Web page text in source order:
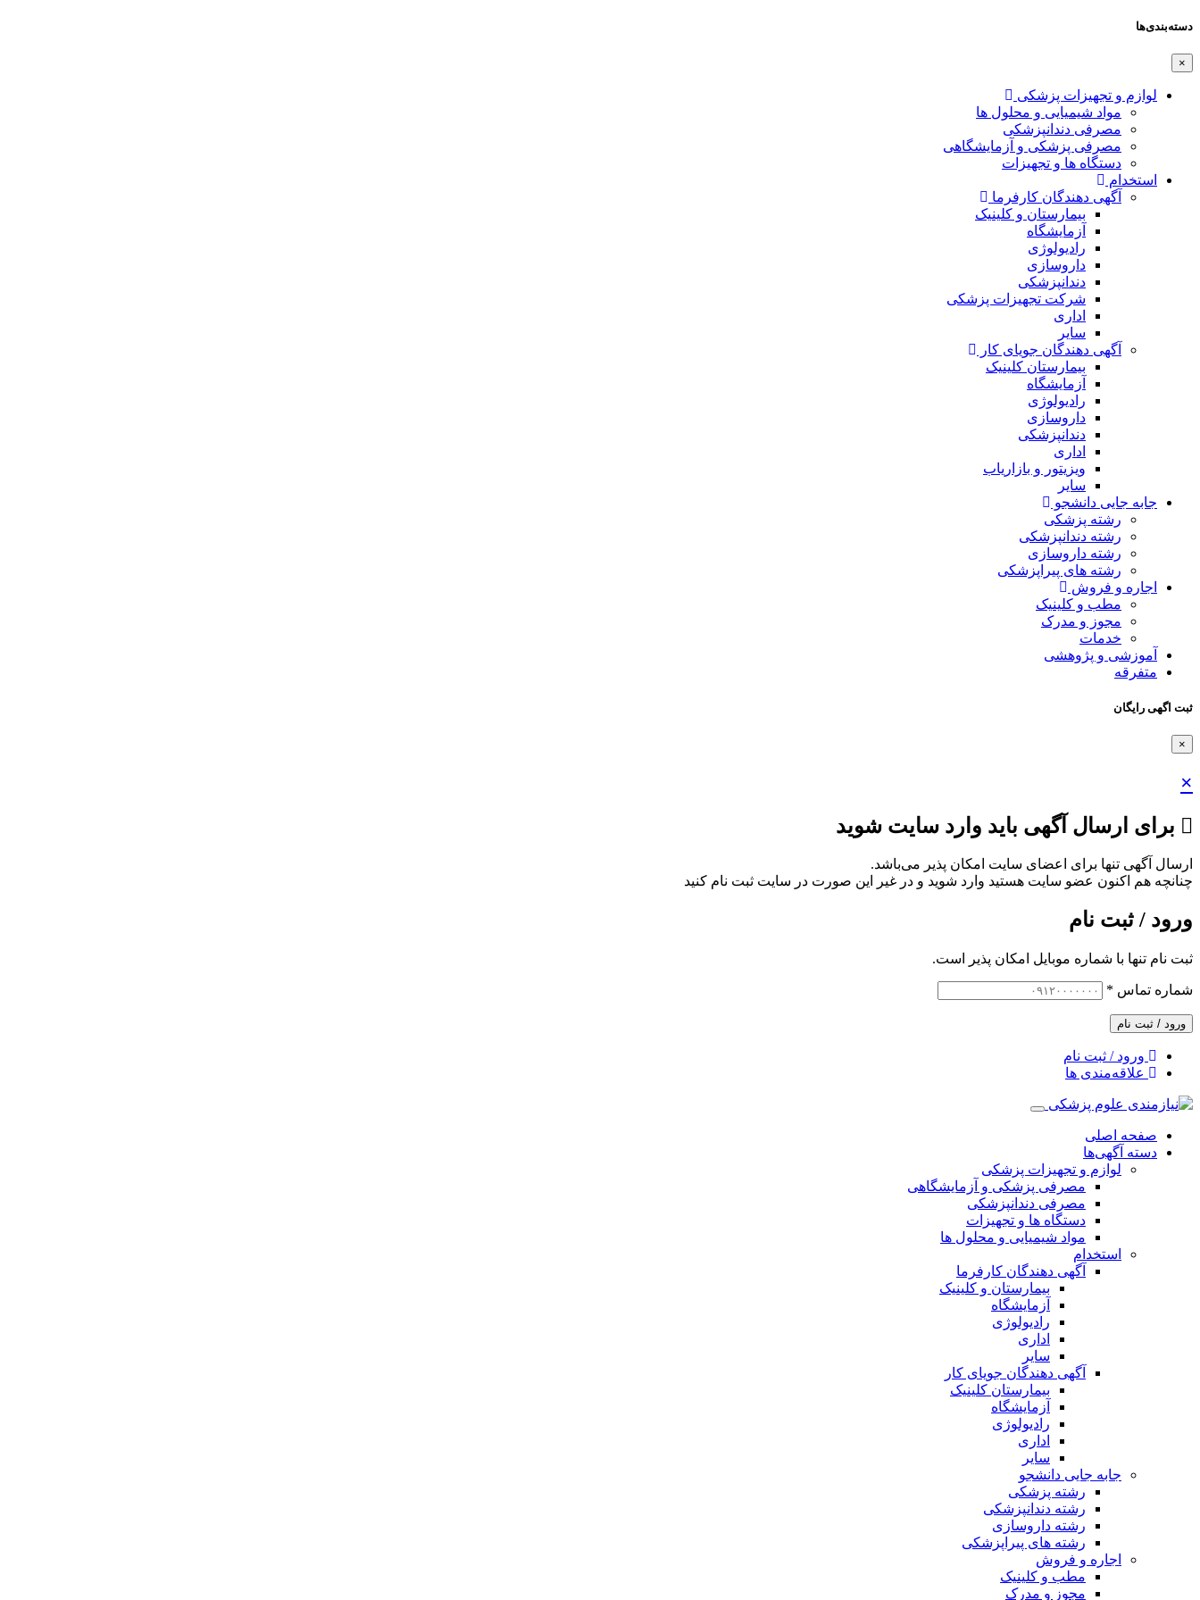
دسته‌بندی‌ها
×
لوازم و تجهیزات پزشکی
مواد شیمیایی و محلول ها
مصرفی دندانپزشکی
مصرفی پزشکی و آزمایشگاهی
دستگاه ها و تجهیزات
استخدام
آگهی دهندگان کارفرما
بیمارستان و کلینیک
آزمایشگاه
رادیولوژی
داروسازی
دندانپزشکی
شرکت تجهیزات پزشکی
اداری
سایر
آگهی دهندگان جویای کار
بیمارستان کلینیک
آزمایشگاه
رادیولوژی
داروسازی
دندانپزشکی
اداری
ویزیتور و بازاریاب
سایر
جابه جایی دانشجو
رشته پزشکی
رشته دندانپزشکی
رشته داروسازی
رشته های پیراپزشکی
اجاره و فروش
مطب و کلینیک
مجوز و مدرک
خدمات
آموزشی و پژوهشی
متفرقه
ثبت اگهی رایگان
×
×
برای ارسال آگهی باید وارد سایت شوید
ارسال آگهی تنها برای اعضای سایت امکان پذیر می‌باشد.
چنانچه هم‌ اکنون عضو سایت هستید وارد شوید و در غیر این صورت در سایت ثبت نام کنید
ورود / ثبت نام
ثبت نام تنها با شماره موبایل امکان پذیر است.
شماره تماس *
ورود / ثبت نام
ورود / ثبت نام
علاقه‌مندی ها
صفحه اصلی
دسته آگهی‌ها
لوازم و تجهیزات پزشکی
مصرفی پزشکی و آزمایشگاهی
مصرفی دندانپزشکی
دستگاه ها و تجهیزات
مواد شیمیایی و محلول ها
استخدام
آگهی دهندگان کارفرما
بیمارستان و کلینیک
آزمایشگاه
رادیولوژی
اداری
سایر
آگهی دهندگان جویای کار
بیمارستان کلینیک
آزمایشگاه
رادیولوژی
اداری
سایر
جابه جایی دانشجو
رشته پزشکی
رشته دندانپزشکی
رشته داروسازی
رشته های پیراپزشکی
اجاره و فروش
مطب و کلینیک
مجوز و مدرک